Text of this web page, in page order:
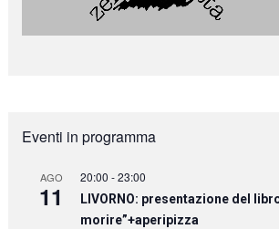
Eventi in programma
AGO
11
20:00 -23:00
LIVORNO: presentazione del
morire”+aperipizza